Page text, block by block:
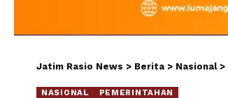
Jatim Rasio News > Berita > Nasional>
NASIONAL PEMERINTAHAN